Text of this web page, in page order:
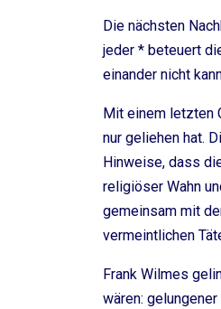
Die nächsten
jeder * beteuert
einander nicht
Mit einem letzten
nur geliehen hat.
Hinweise, dass
religiöser Wahn
gemeinsam mit
vermeintlichen
Frank Wilmes
wären: